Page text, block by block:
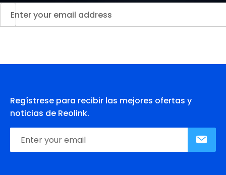
Regístrese para recibir las mejores ofertas y
noticias de Reolink.